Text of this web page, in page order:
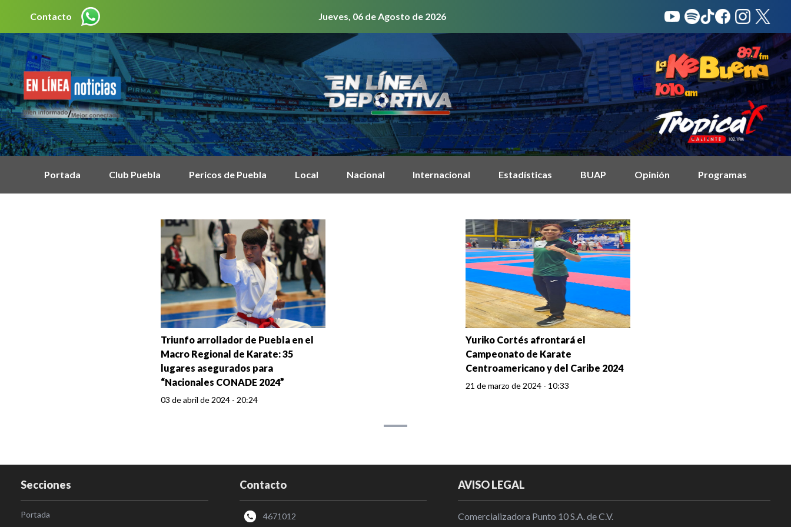
Contacto Jueves, 06 de Agosto de 2026
Portada Club Puebla Pericos de Puebla Local Nacional Internacional Estadísticas BUAP Opinión Programas
Triunfo arrollador de Puebla en el
Macro Regional de Karate: 35
lugares asegurados para
“Nacionales CONADE 2024”
03 de abril de 2024 - 20:24
Yuriko Cortés afrontará el
Campeonato de Karate
Centroamericano y del Caribe 2024
21 de marzo de 2024 - 10:33
Secciones
Portada
Contacto
4671012
AVISO LEGAL
Comercializadora Punto 10 S.A. de C.V.